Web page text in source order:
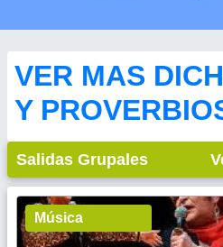
VER MAS
Y
Salidas Grupales
Música